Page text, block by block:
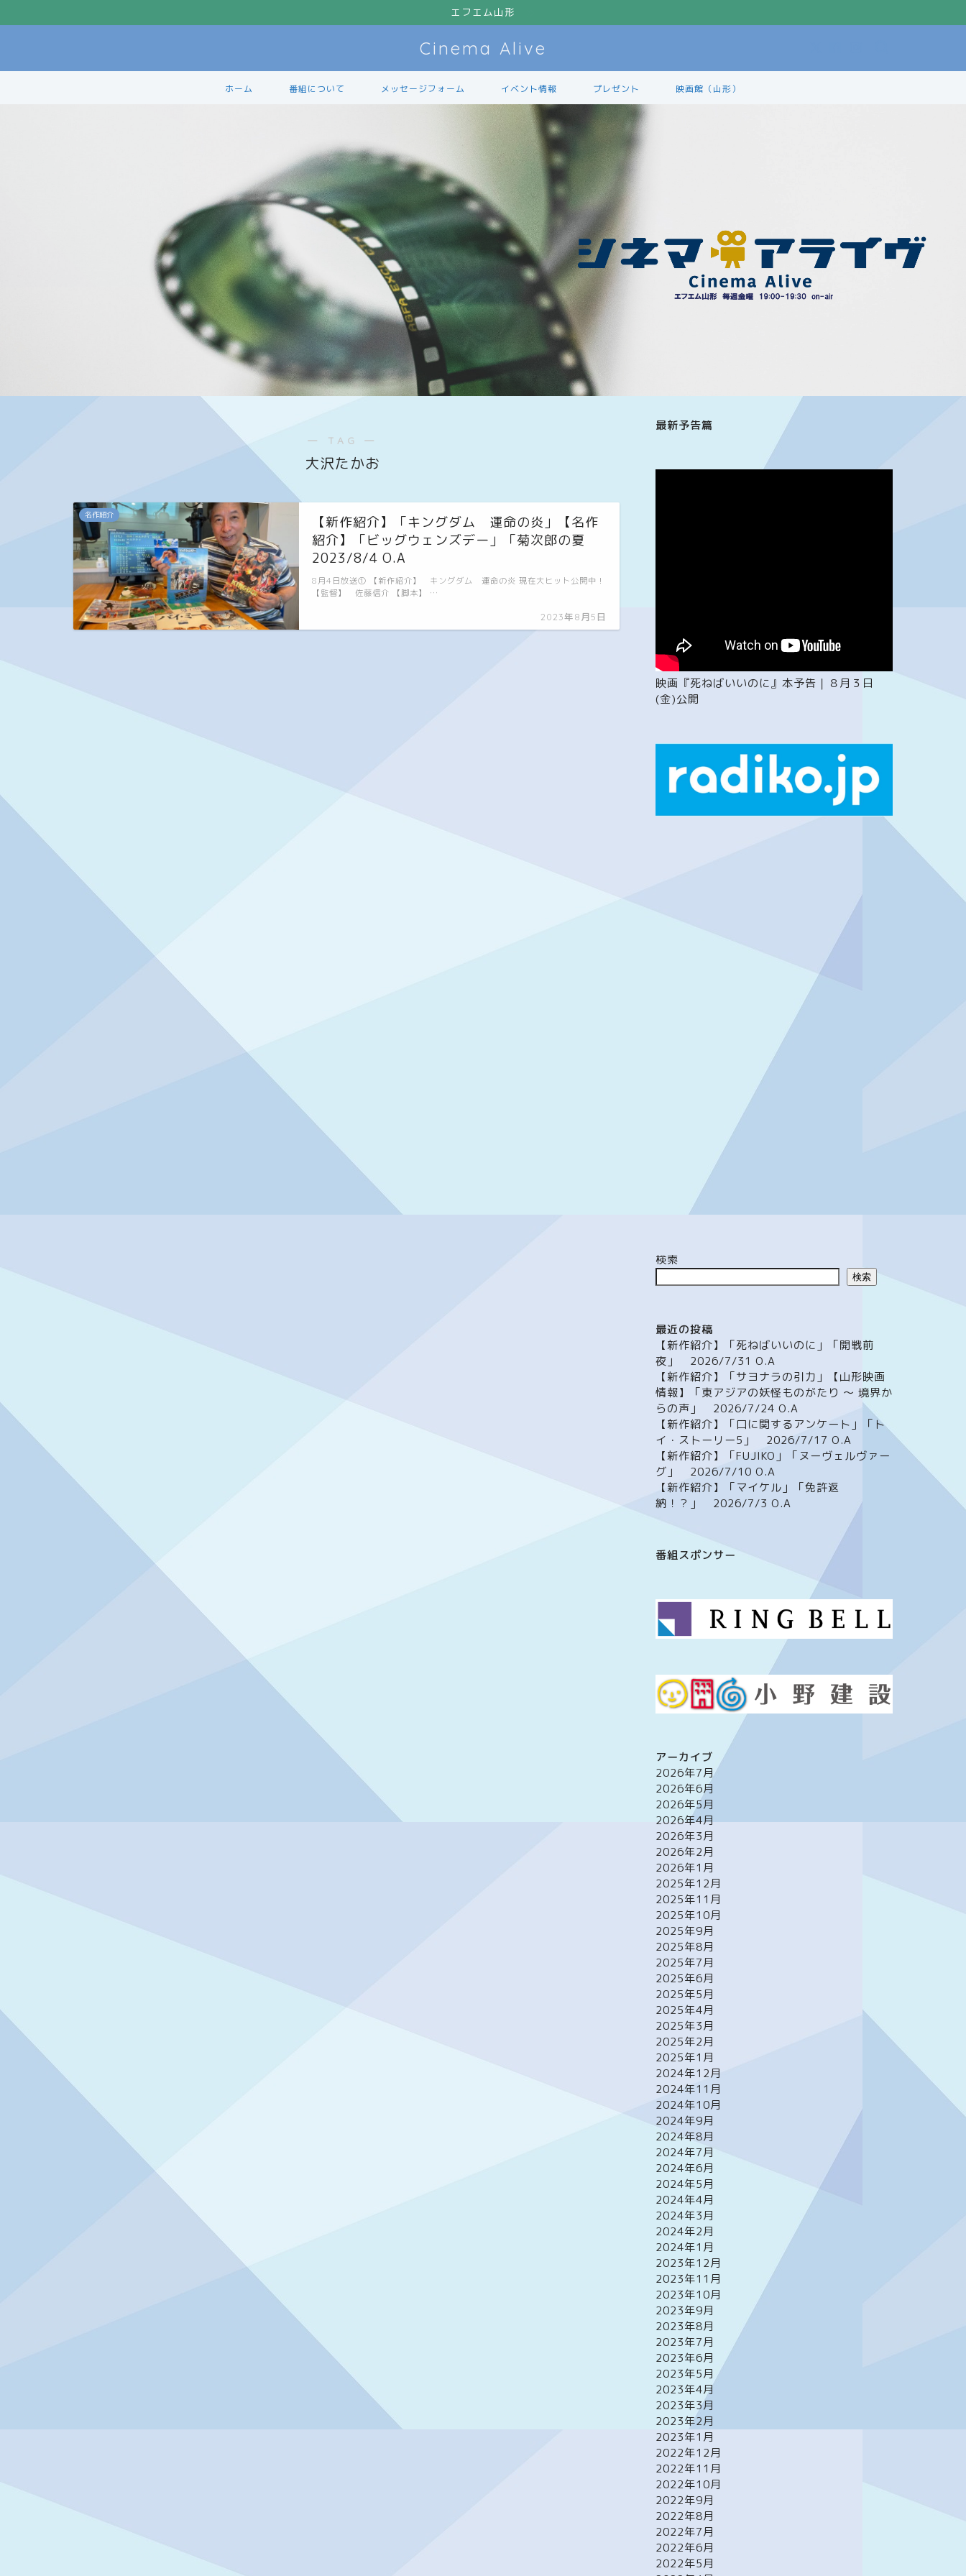
エフエム山形
Cinema Alive
ホーム 番組について メッセージフォーム イベント情報 プレゼント 映画館（山形）
― TAG ―
大沢たかお
名作紹介
【新作紹介】「キングダム 運命の炎」【名作
紹介】「ビッグウェンズデー」「菊次郎の夏
2023/8/4 O.A
2023年8月5日
8月4日放送① 【新作紹介】 キングダム 運命の炎 現在大ヒット公開中！
【監督】 佐藤信介 【脚本】 …
最新予告篇
映画『死ねばいいのに』本予告｜８月３日
(金)公開
検索
検索
最近の投稿
【新作紹介】「死ねばいいのに」「開戦前
夜」 2026/7/31 O.A
【新作紹介】「サヨナラの引力」【山形映画
情報】「東アジアの妖怪ものがたり ～ 境界か
らの声」 2026/7/24 O.A
【新作紹介】「口に関するアンケート」「ト
イ・ストーリー5」 2026/7/17 O.A
【新作紹介】「FUJIKO」「ヌーヴェルヴァー
グ」 2026/7/10 O.A
【新作紹介】「マイケル」「免許返
納！？」 2026/7/3 O.A
番組スポンサー
アーカイブ
2026年7月
2026年6月
2026年5月
2026年4月
2026年3月
2026年2月
2026年1月
2025年12月
2025年11月
2025年10月
2025年9月
2025年8月
2025年7月
2025年6月
2025年5月
2025年4月
2025年3月
2025年2月
2025年1月
2024年12月
2024年11月
2024年10月
2024年9月
2024年8月
2024年7月
2024年6月
2024年5月
2024年4月
2024年3月
2024年2月
2024年1月
2023年12月
2023年11月
2023年10月
2023年9月
2023年8月
2023年7月
2023年6月
2023年5月
2023年4月
2023年3月
2023年2月
2023年1月
2022年12月
2022年11月
2022年10月
2022年9月
2022年8月
2022年7月
2022年6月
2022年5月